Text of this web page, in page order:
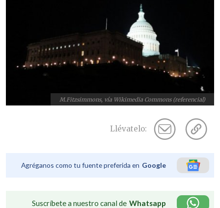
M.Fitzsimmons, vía Wikimedia Commons (referencial)
Llévatelo:
Agréganos como tu fuente preferida en Google
Suscríbete a nuestro canal de Whatsapp